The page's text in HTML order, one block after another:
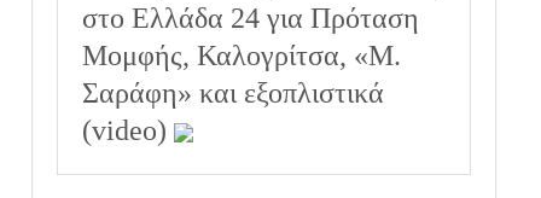
στο Ελλάδα 24 για Πρόταση
Μομφής, Καλογρίτσα, «Μ.
Σαράφη» και εξοπλιστικά
(video)